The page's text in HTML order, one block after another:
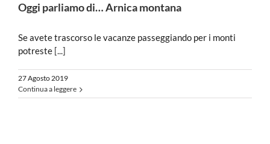
Oggi parliamo di… Arnica montana
Se avete trascorso le vacanze passeggiando per i monti
potreste [...]
27 Agosto 2019
Continua a leggere